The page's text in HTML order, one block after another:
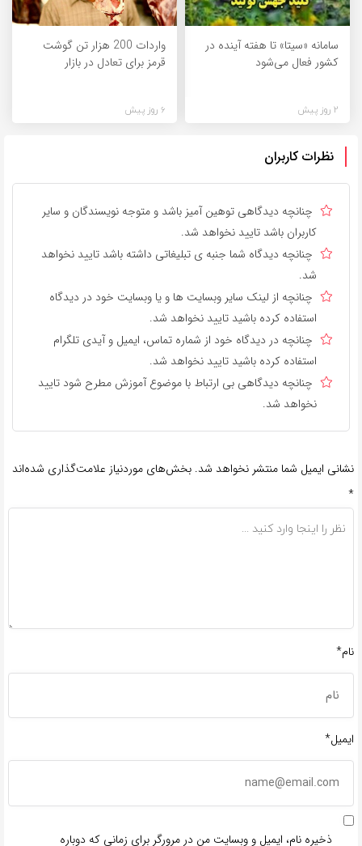
سامانه «سیتا» تا هفته آینده در
کشور فعال می‌شود
2 روز پیش
واردات 200 هزار تن گوشت
قرمز برای تعادل در بازار
6 روز پیش
نظرات کاربران
چنانچه دیدگاهی توهین آمیز باشد و متوجه نویسندگان و سایر
کاربران باشد تایید نخواهد شد.
چنانچه دیدگاه شما جنبه ی تبلیغاتی داشته باشد تایید نخواهد
شد.
چنانچه از لینک سایر وبسایت ها و یا وبسایت خود در دیدگاه
استفاده کرده باشید تایید نخواهد شد.
چنانچه در دیدگاه خود از شماره تماس، ایمیل و آیدی تلگرام
استفاده کرده باشید تایید نخواهد شد.
چنانچه دیدگاهی بی ارتباط با موضوع آموزش مطرح شود تایید
نخواهد شد.
نشانی ایمیل شما منتشر نخواهد شد. بخش‌های موردنیاز علامت‌گذاری شده‌اند
*
نام*
ایمیل*
ذخیره نام، ایمیل و وبسایت من در مرورگر برای زمانی که دوباره